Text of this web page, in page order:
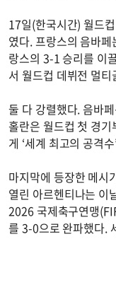
17일(한국시간) 월드
였다. 프랑스의 음바
랑스의 3-1 승리를 이
서 월드컵 데뷔전 멀
둘 다 강렬했다. 음바
홀란은 월드컵 첫 경
게 ‘세계 최고의 공격
마지막에 등장한 메시
열린 아르헨티나는 이
2026 국제축구연맹
를 3-0으로 완파했다.